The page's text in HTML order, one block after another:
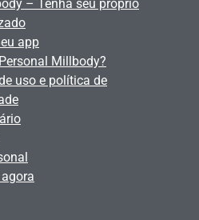
– Tenha seu próprio
app
Millbody?
uso e política de